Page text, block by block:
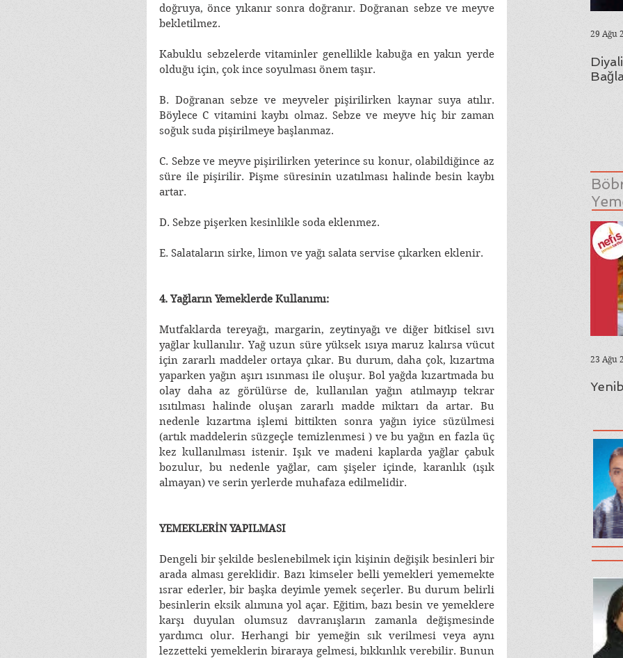
23 Ağu
doğruya, önce yıkanır sonra doğranır. Doğranan sebze ve meyve
bekletilmez.
Kabuklu sebzelerde vitaminler genellikle kabuğa en yakın yerde
olduğu için, çok ince soyulması önem taşır.
B. Doğranan sebze ve meyveler pişirilirken kaynar suya atılır.
Böylece C vitamini kaybı olmaz. Sebze ve meyve hiç bir zaman
soğuk suda pişirilmeye başlanmaz.
C. Sebze ve meyve pişirilirken yeterince su konur, olabildiğince az
süre ile pişirilir. Pişme süresinin uzatılması halinde besin kaybı
artar.
D. Sebze pişerken kesinlikle soda eklenmez.
E. Salataların sirke, limon ve yağı salata servise çıkarken eklenir.
4. Yağların Yemeklerde Kullanımı:
Mutfaklarda tereyağı, margarin, zeytinyağı ve diğer bitkisel sıvı
yağlar kullanılır. Yağ uzun süre yüksek ısıya maruz kalırsa vücut
için zararlı maddeler ortaya çıkar. Bu durum, daha çok, kızartma
yaparken yağın aşırı ısınması ile oluşur. Bol yağda kızartmada bu
olay daha az görülürse de, kullanılan yağın atılmayıp tekrar
ısıtılması halinde oluşan zararlı madde miktarı da artar. Bu
nedenle kızartma işlemi bittikten sonra yağın iyice süzülmesi
(artık maddelerin süzgeçle temizlenmesi ) ve bu yağın en fazla üç
kez kullanılması istenir. Işık ve madeni kaplarda yağlar çabuk
bozulur, bu nedenle yağlar, cam şişeler içinde, karanlık (ışık
almayan) ve serin yerlerde muhafaza edilmelidir.
YEMEKLERİN YAPILMASI
Dengeli bir şekilde beslenebilmek için kişinin değişik besinleri bir
arada alması gereklidir. Bazı kimseler belli yemekleri yememekte
ısrar ederler, bir başka deyimle yemek seçerler. Bu durum belirli
besinlerin eksik alımına yol açar. Eğitim, bazı besin ve yemeklere
karşı duyulan olumsuz davranışların zamanla değişmesinde
yardımcı olur. Herhangi bir yemeğin sık verilmesi veya aynı
lezzetteki yemeklerin biraraya gelmesi, bıkkınlık verebilir. Bunun
29 Ağu